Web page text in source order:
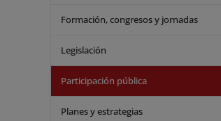
Formación, congresos y jornadas
Legislación
Participación pública
Planes y estrategias